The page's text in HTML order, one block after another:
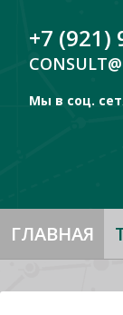
+7 (921)
Мы в соц.
ГЛАВНАЯ